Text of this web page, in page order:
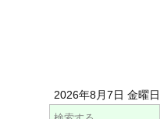
2026年8月7日 金曜日